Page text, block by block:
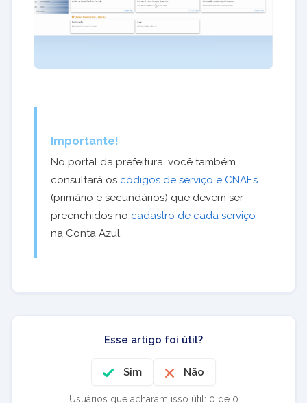
Importante!
No portal da prefeitura, você também
consultará os códigos de serviço e CNAEs
(primário e secundários) que devem ser
preenchidos no cadastro de cada serviço
na Conta Azul.
Esse artigo foi útil?
Sim Não
Usuários que acharam isso útil: 0 de 0